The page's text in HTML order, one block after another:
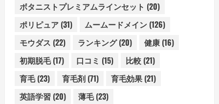
ボタニストプレミアムラインセット (20)
ポリピュア (31) ムームードメイン (126)
モウダス (22) ランキング(20) 健康 (16)
初期脱毛(17) 口コミ (15) 比較 (21)
育毛(23) 育毛剤 (71) 育毛効果 (21)
英語学習 (20) 薄毛(23)